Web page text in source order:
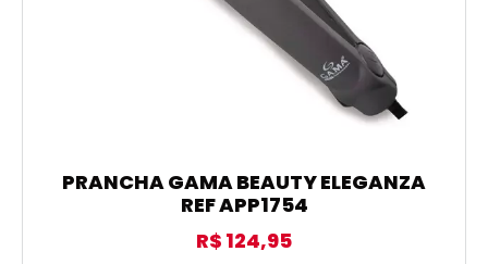
PRANCHA GAMA BEAUTY ELEGANZA
REF APP1754
R$ 124,95